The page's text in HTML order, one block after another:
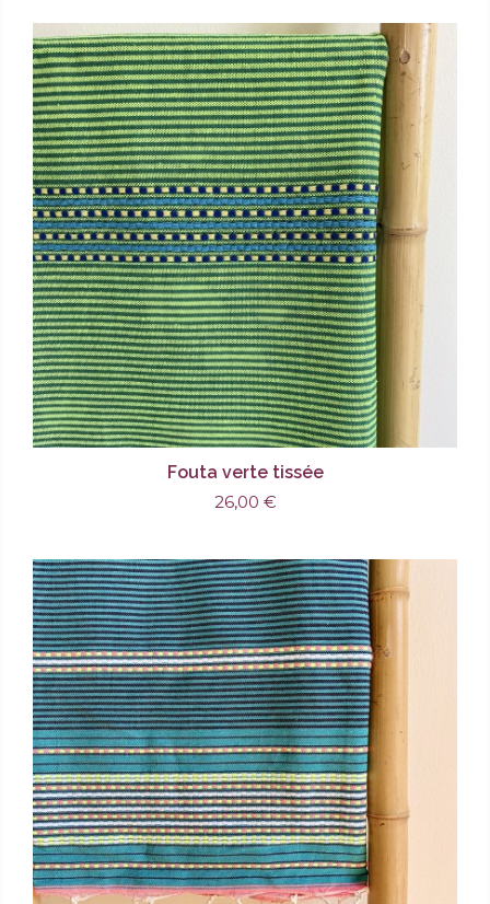
Fouta verte tissée
26,00 €